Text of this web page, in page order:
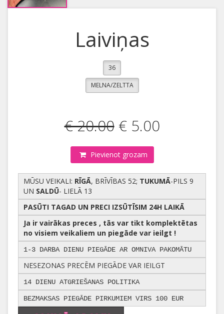
Laiviņas
36
MELNA/ZELTTA
€ 20.00€ 5.00
Pievienot grozam
MŪSU VEIKALI: RĪGĀ, BRĪVĪBAS 52; TUKUMĀ-PILS 9
UN SALDŪ- LIELĀ 13
PASŪTI TAGAD UN PRECI IZSŪTĪSIM 24H LAIKĀ
Ja ir vairākas preces , tās var tikt komplektētas
no visiem veikaliem un piegāde var ieilgt !
1-3 DARBA DIENU PIEGĀDE AR OMNIVA PAKOMĀTU
NESEZONAS PRECĒM PIEGĀDE VAR IEILGT
14 DIENU ATGRIEŠANAS POLITIKA
BEZMAKSAS PIEGĀDE PIRKUMIEM VIRS 100 EUR